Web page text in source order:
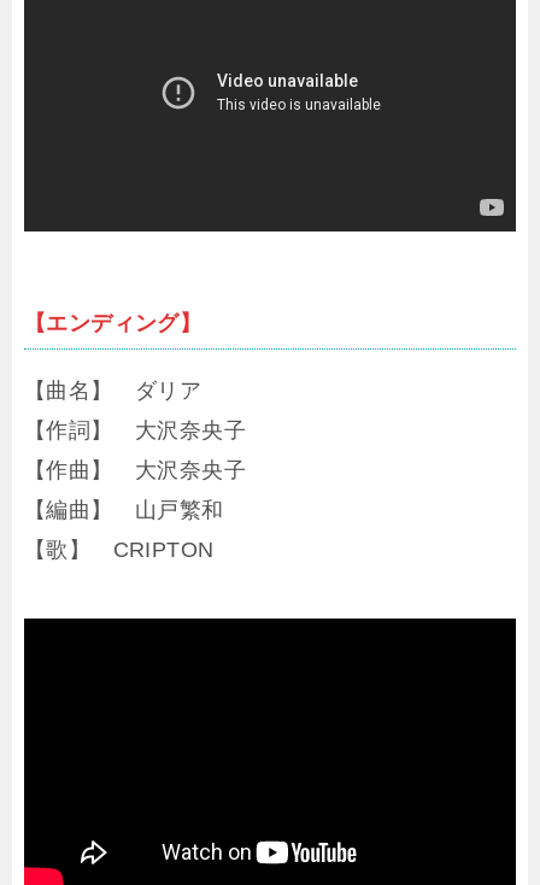
【エンディング】
【曲名】 ダリア
【作詞】 大沢奈央子
【作曲】 大沢奈央子
【編曲】 山戸繁和
【歌】 CRIPTON